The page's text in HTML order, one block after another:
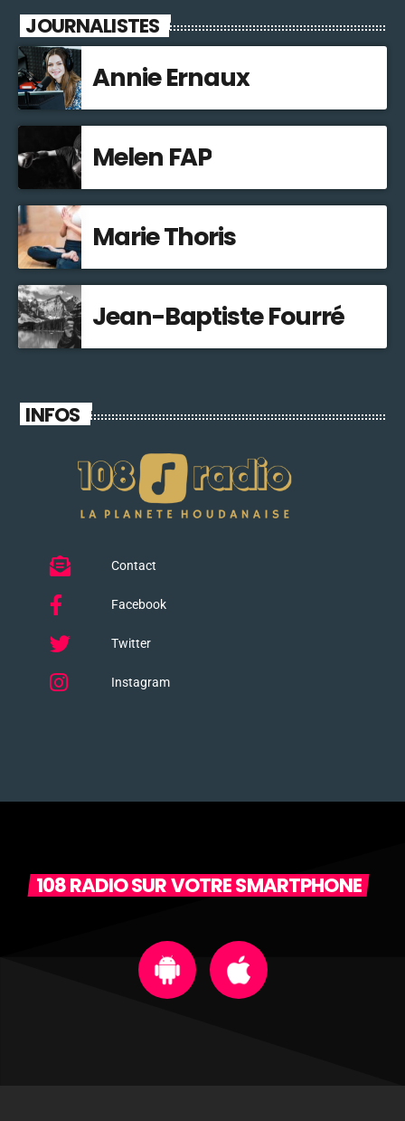
JOURNALISTES
Annie Ernaux
Melen FAP
Marie Thoris
Jean-Baptiste Fourré
INFOS
Contact
Facebook
Twitter
Instagram
108 RADIO SUR VOTRE SMARTPHONE